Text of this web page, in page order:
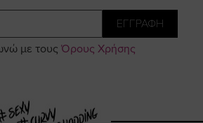
ΕΓΓΡΑΦΗ
με τους Όρους Χρήσης